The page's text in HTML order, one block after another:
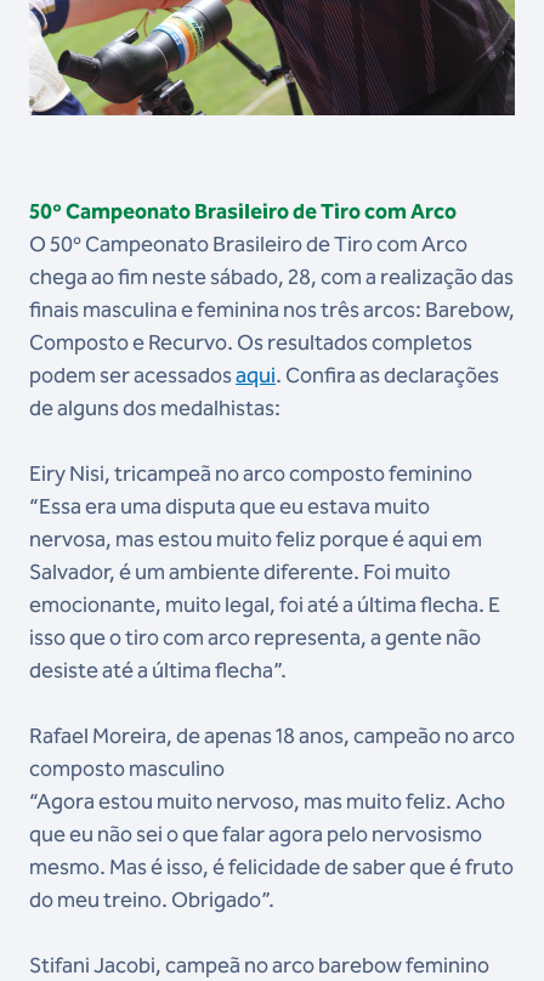
50º Campeonato Brasileiro de Tiro com Arco
O 50º Campeonato Brasileiro de Tiro com Arco
chega ao fim neste sábado, 28, com a realização das
finais masculina e feminina nos três arcos: Barebow,
Composto e Recurvo. Os resultados completos
podem ser acessadosaqui. Confira as declarações
de alguns dos medalhistas:
Eiry Nisi, tricampeã no arco composto feminino
“Essa era uma disputa que eu estava muito
nervosa, mas estou muito feliz porque é aqui em
Salvador, é um ambiente diferente. Foi muito
emocionante, muito legal, foi até a última flecha. E
isso que o tiro com arco representa, a gente não
desiste até a última flecha”.
Rafael Moreira, de apenas 18 anos, campeão no arco
composto masculino
“Agora estou muito nervoso, mas muito feliz. Acho
que eu não sei o que falar agora pelo nervosismo
mesmo. Mas é isso, é felicidade de saber que é fruto
do meu treino. Obrigado”.
Stifani Jacobi, campeã no arco barebow feminino